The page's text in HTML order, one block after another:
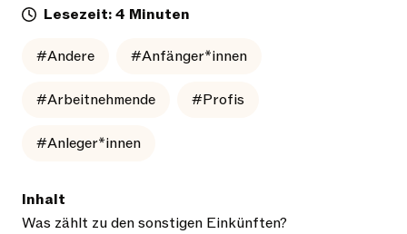
Lesezeit: 4 Minuten
#Andere #Anfänger*innen
#Arbeitnehmende #Profis
#Anleger*innen
Inhalt
Was zählt zu den sonstigen Einkünften?